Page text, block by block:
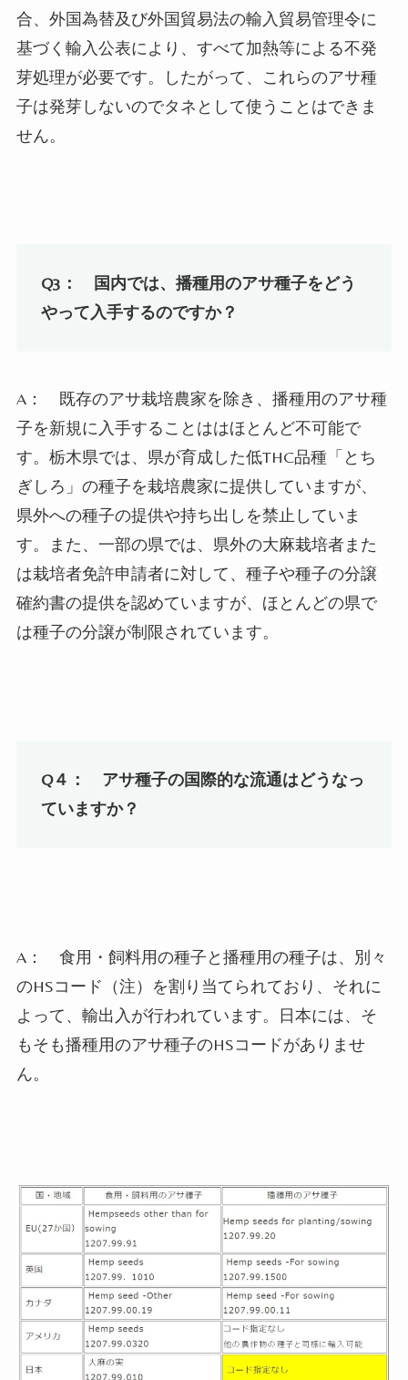
合、外国為替及び外国貿易法の輸入貿易管理令に
基づく輸入公表により、すべて加熱等による不発
芽処理が必要です。したがって、これらのアサ種
子は発芽しないのでタネとして使うことはできま
せん。
Q3：
国内では、播種用のアサ種子をどう
やって入手するのですか？
A：
既存のアサ栽培農家を除き、播種用のアサ種
子を新規に入手することははほとんど不可能で
す。栃木県では、県が育成した低THC品種「とち
ぎしろ」の種子を栽培農家に提供していますが、
県外への種子の提供や持ち出しを禁止していま
す。また、一部の県では、県外の大麻栽培者また
は栽培者免許申請者に対して、種子や種子の分譲
確約書の提供を認めていますが、ほとんどの県で
は種子の分譲が制限されています。
Q４： アサ種子の国際的な流通はどうなっ
ていますか？
A：
食用・飼料用の種子と播種用の種子は、別々
のHSコード（注）を割り当てられており、それに
よって、輸出入が行われています。日本には、そ
もそも播種用のアサ種子のHSコードがありませ
ん。